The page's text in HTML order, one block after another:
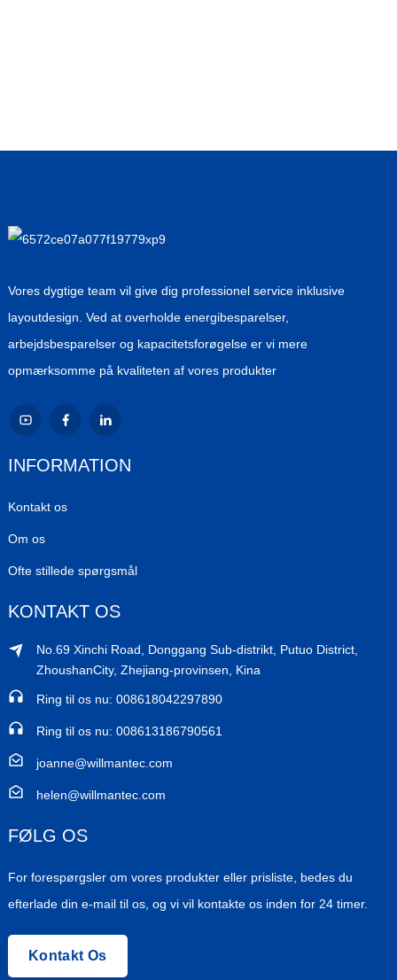
Vores dygtige team vil give dig professionel service inklusive
layoutdesign. Ved at overholde energibesparelser,
arbejdsbesparelser og kapacitetsforøgelse er vi mere
opmærksomme på kvaliteten af ​​vores produkter
INFORMATION
Kontakt os
Om os
Ofte stillede spørgsmål
KONTAKT OS
No.69 Xinchi Road, Donggang Sub-distrikt, Putuo District,
ZhoushanCity, Zhejiang-provinsen, Kina
Ring til os nu: 008618042297890
Ring til os nu: 008613186790561
joanne@willmantec.com
helen@willmantec.com
FØLG OS
For forespørgsler om vores produkter eller prisliste, bedes du
efterlade din e-mail til os, og vi vil kontakte os inden for 24 timer.
Kontakt Os